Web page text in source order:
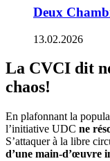
Deux
13.02.2026
La CVCI dit
chaos!
En plafonnant la
l’initiative UDC ne
S’attaquer à la libre
d’une main-d’œuvre